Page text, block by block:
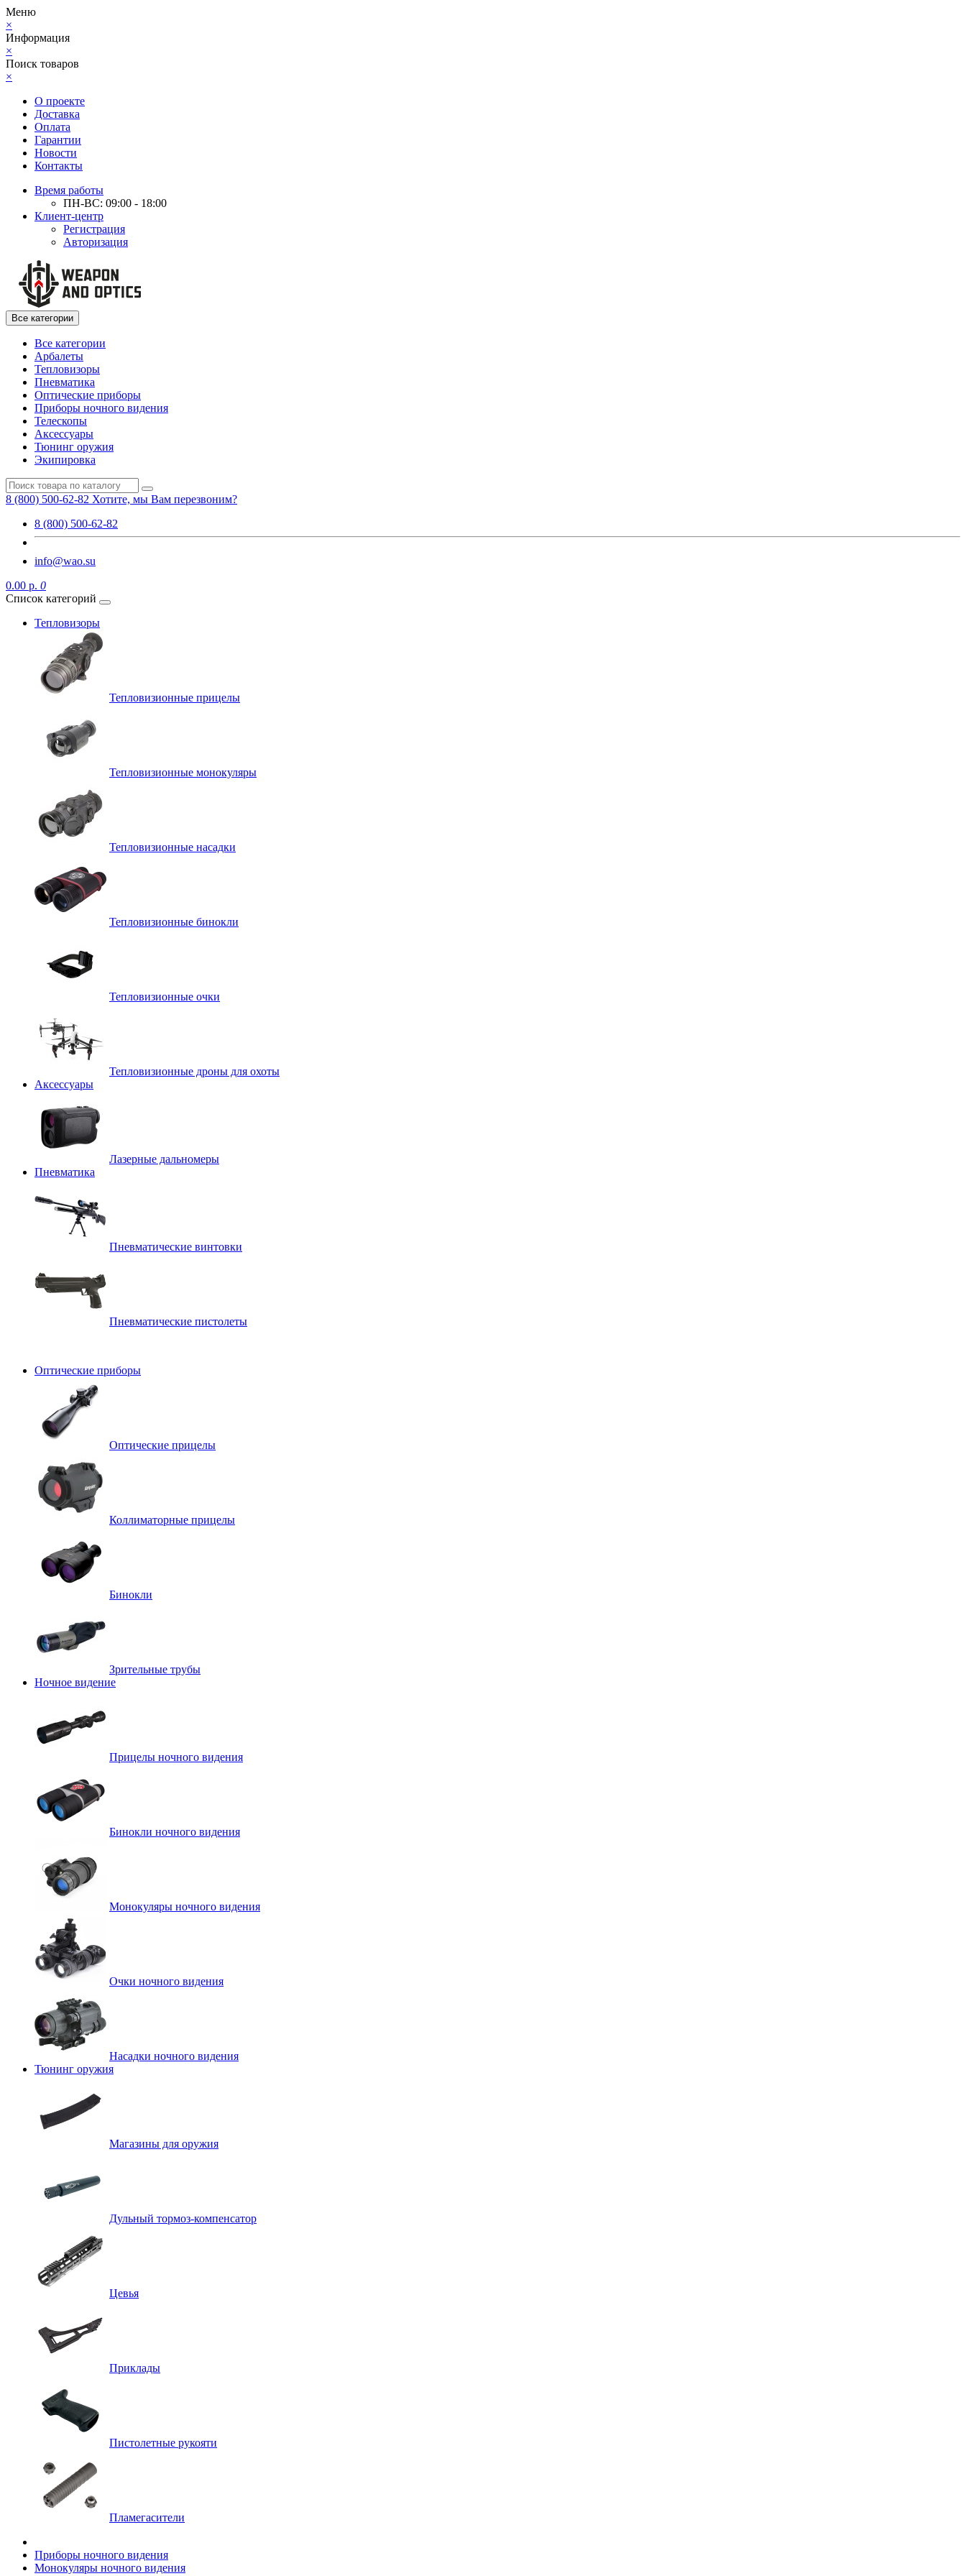
Меню
×
Информация
×
Поиск товаров
×
О проекте
Доставка
Оплата
Гарантии
Новости
Контакты
Время работы
ПН-ВС: 09:00 - 18:00
Клиент-центр
Регистрация
Авторизация
Все категории
Все категории
Арбалеты
Тепловизоры
Пневматика
Оптические приборы
Приборы ночного видения
Телескопы
Аксессуары
Тюнинг оружия
Экипировка
8 (800) 500-62-82 Хотите, мы Вам перезвоним?
8 (800) 500-62-82
info@wao.su
0.00 р. 0
Список категорий
Тепловизоры
Тепловизионные прицелы
Тепловизионные монокуляры
Тепловизионные насадки
Тепловизионные бинокли
Тепловизионные очки
Тепловизионные дроны для охоты
Аксессуары
Лазерные дальномеры
Пневматика
Пневматические винтовки
Пневматические пистолеты
Оптические приборы
Оптические прицелы
Коллиматорные прицелы
Бинокли
Зрительные трубы
Ночное видение
Прицелы ночного видения
Бинокли ночного видения
Монокуляры ночного видения
Очки ночного видения
Насадки ночного видения
Тюнинг оружия
Магазины для оружия
Дульный тормоз-компенсатор
Цевья
Приклады
Пистолетные рукояти
Пламегасители
Приборы ночного видения
Монокуляры ночного видения